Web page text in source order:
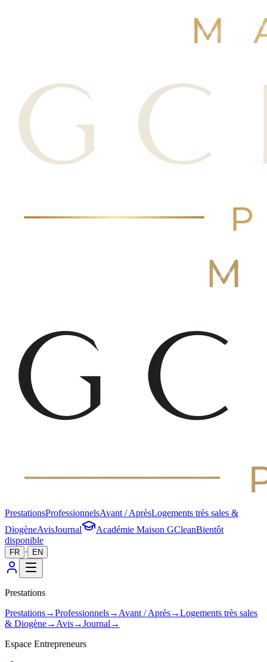
PrestationsProfessionnelsAvant / AprèsLogements très sales &
DiogèneAvisJournal Académie Maison GCleanBientôt
disponible
FR · EN
Prestations
Prestations→Professionnels→ Avant / Après→Logements très sales
& Diogène→ Avis→Journal →
Espace Entrepreneurs